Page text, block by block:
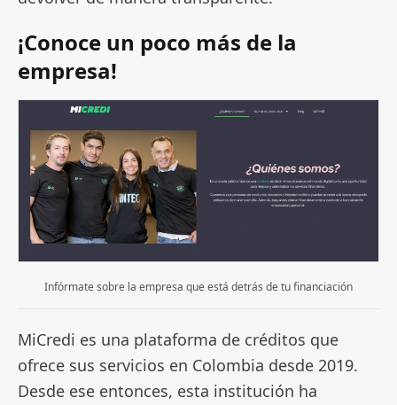
¡Conoce un poco más de la
empresa!
Infórmate sobre la empresa que está detrás de tu financiación
MiCredi es una plataforma de créditos que
ofrece sus servicios en Colombia desde 2019.
Desde ese entonces, esta institución ha